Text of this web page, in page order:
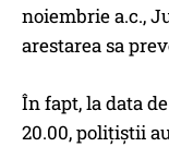
noiembrie a.c.,
arestarea sa
În fapt, la data
20.00, polițiștii